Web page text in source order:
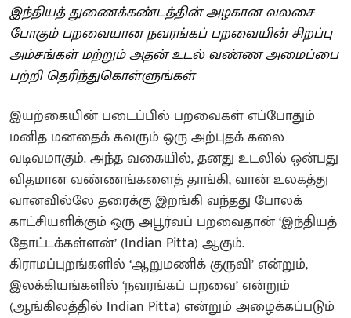
இந்தியத் துணைக்கண்டத்தின் அழகான வலசை
போகும் பறவையான நவரங்கப் பறவையின் சிறப்பு
அம்சங்கள் மற்றும் அதன் உடல் வண்ண அமைப்பை
பற்றி தெரிந்துகொள்ளுங்கள்
இயற்கையின் படைப்பில் பறவைகள் எப்போதும்
மனித மனதைக் கவரும் ஒரு அற்புதக் கலை
வடிவமாகும். அந்த வகையில், தனது உடலில் ஒன்பது
விதமான வண்ணங்களைத் தாங்கி, வான் உலகத்து
வானவில்லே தரைக்கு இறங்கி வந்தது போலக்
காட்சியளிக்கும் ஒரு அபூர்வப் பறவைதான் ‘இந்தியத்
தோட்டக்கள்ளன்’ (Indian Pitta) ஆகும்.
கிராமப்புறங்களில் ‘ஆறுமணிக் குருவி’ என்றும்,
இலக்கியங்களில் ‘நவரங்கப் பறவை’ என்றும்
(ஆங்கிலத்தில் Indian Pitta) என்றும் அழைக்கப்படும்